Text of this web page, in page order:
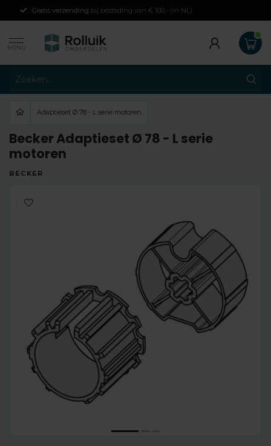
Gratis verzending bij besteding van € 100,- (in NL)
MENU
Adaptieset Ø 78 - L serie motoren
Becker Adaptieset Ø 78 - L serie
motoren
BECKER